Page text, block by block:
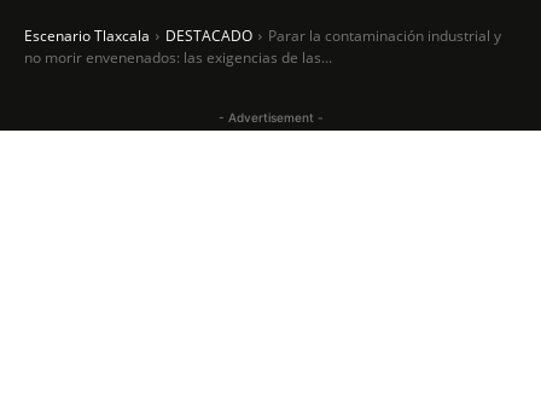
Escenario Tlaxcala DESTACADO
Parar la contaminación industrial y
no morir envenenados: las exigencias de las...
- Advertisement -